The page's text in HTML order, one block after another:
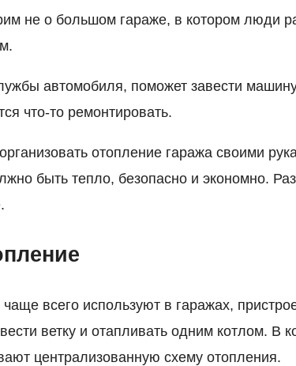
не о большом гараже, в котором люди
автомобиля, поможет завести
что-то ремонтировать.
отопление гаража своими
быть тепло, безопасно и экономно.
всего используют в гаражах,
ветку и отапливать одним котлом. В
централизованную схему отопления.